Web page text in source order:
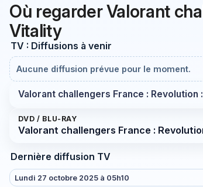
Où regarder Valorant
Vitality
TV : Diffusions à venir
Aucune diffusion prévue pour le moment.
Valorant challengers France :
DVD / BLU-RAY
Valorant challengers France :
Dernière diffusion TV
Lundi 27 octobre 2025 à 05h10